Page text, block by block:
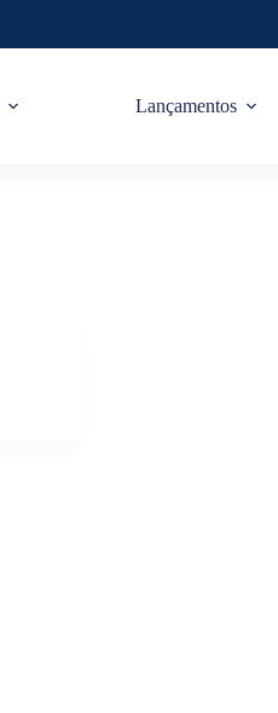
Lançamentos